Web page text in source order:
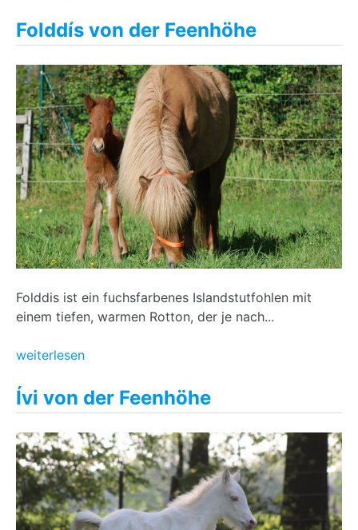
Folddís von der Feenhöhe
Folddis ist ein fuchsfarbenes Islandstutfohlen mit
einem tiefen, warmen Rotton, der je nach...
weiterlesen
Ívi von der Feenhöhe